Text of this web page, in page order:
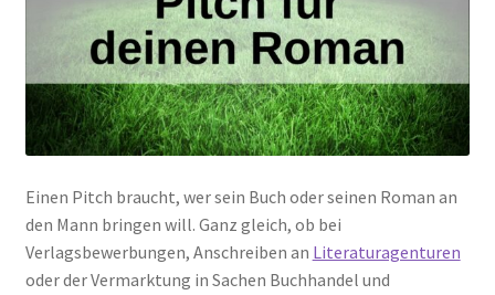
Einen Pitch braucht, wer sein Buch oder seinen Roman an
den Mann bringen will. Ganz gleich, ob bei
Verlagsbewerbungen, Anschreiben an Literaturagenturen
oder der Vermarktung in Sachen Buchhandel und